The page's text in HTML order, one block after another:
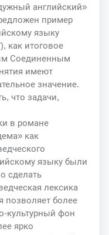
английский»
пример
языку
как итоговое
Соединенным
имеют
значение.
что задачи,
в романе
как
языку были
сделать
лексика
позволяет более
культурный фон
ярко